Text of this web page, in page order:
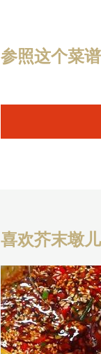
参照这个菜
喜欢芥末墩